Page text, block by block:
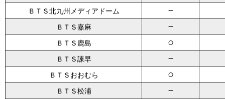
ＢＴＳ北九州メディアドーム －
ＢＴＳ嘉麻 －
ＢＴＳ鹿島 ○
ＢＴＳ諫早 －
ＢＴＳおおむら ○
ＢＴＳ松浦 －